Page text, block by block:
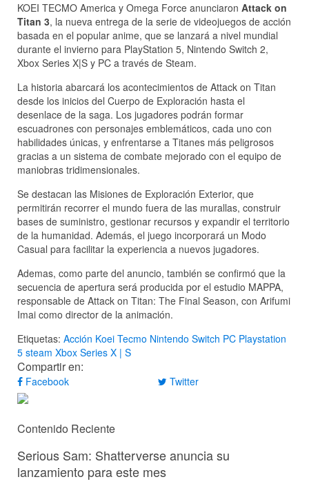
KOEI TECMO America y Omega Force anunciaron Attack on
Titan 3, la nueva entrega de la serie de videojuegos de acción
basada en el popular anime, que se lanzará a nivel mundial
durante el invierno para PlayStation 5, Nintendo Switch 2,
Xbox Series X|S y PC a través de Steam.
La historia abarcará los acontecimientos de Attack on Titan
desde los inicios del Cuerpo de Exploración hasta el
desenlace de la saga. Los jugadores podrán formar
escuadrones con personajes emblemáticos, cada uno con
habilidades únicas, y enfrentarse a Titanes más peligrosos
gracias a un sistema de combate mejorado con el equipo de
maniobras tridimensionales.
Se destacan las Misiones de Exploración Exterior, que
permitirán recorrer el mundo fuera de las murallas, construir
bases de suministro, gestionar recursos y expandir el territorio
de la humanidad. Además, el juego incorporará un Modo
Casual para facilitar la experiencia a nuevos jugadores.
Ademas, como parte del anuncio, también se confirmó que la
secuencia de apertura será producida por el estudio MAPPA,
responsable de Attack on Titan: The Final Season, con Arifumi
Imai como director de la animación.
Etiquetas: Acción Koei Tecmo Nintendo Switch PC Playstation
5 steam Xbox Series X | S
Compartir en:
Facebook Twitter
Contenido Reciente
Serious Sam: Shatterverse anuncia su
lanzamiento para este mes